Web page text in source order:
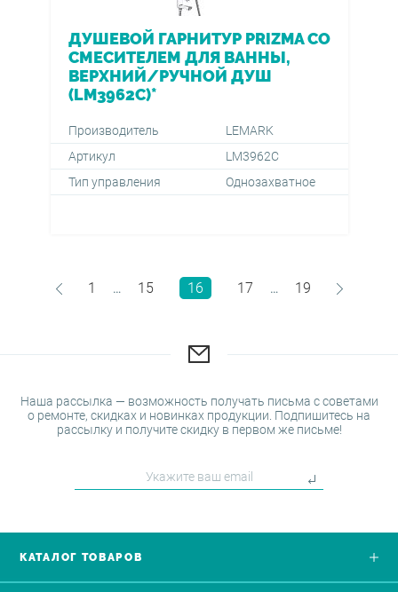
ДУШЕВОЙ ГАРНИТУР PRIZMA СО
СМЕСИТЕЛЕМ ДЛЯ ВАННЫ,
ВЕРХНИЙ/РУЧНОЙ ДУШ
(LM3962C)*
Производитель
LEMARK
Артикул
LM3962C
Тип управления
Однозахватное
1 … 15 16 17 … 19
Наша рассылка — возможность получать письма с советами
о ремонте, скидках и новинках продукции. Подпишитесь на
рассылку и получите скидку в первом же письме!
КАТАЛОГ ТОВАРОВ